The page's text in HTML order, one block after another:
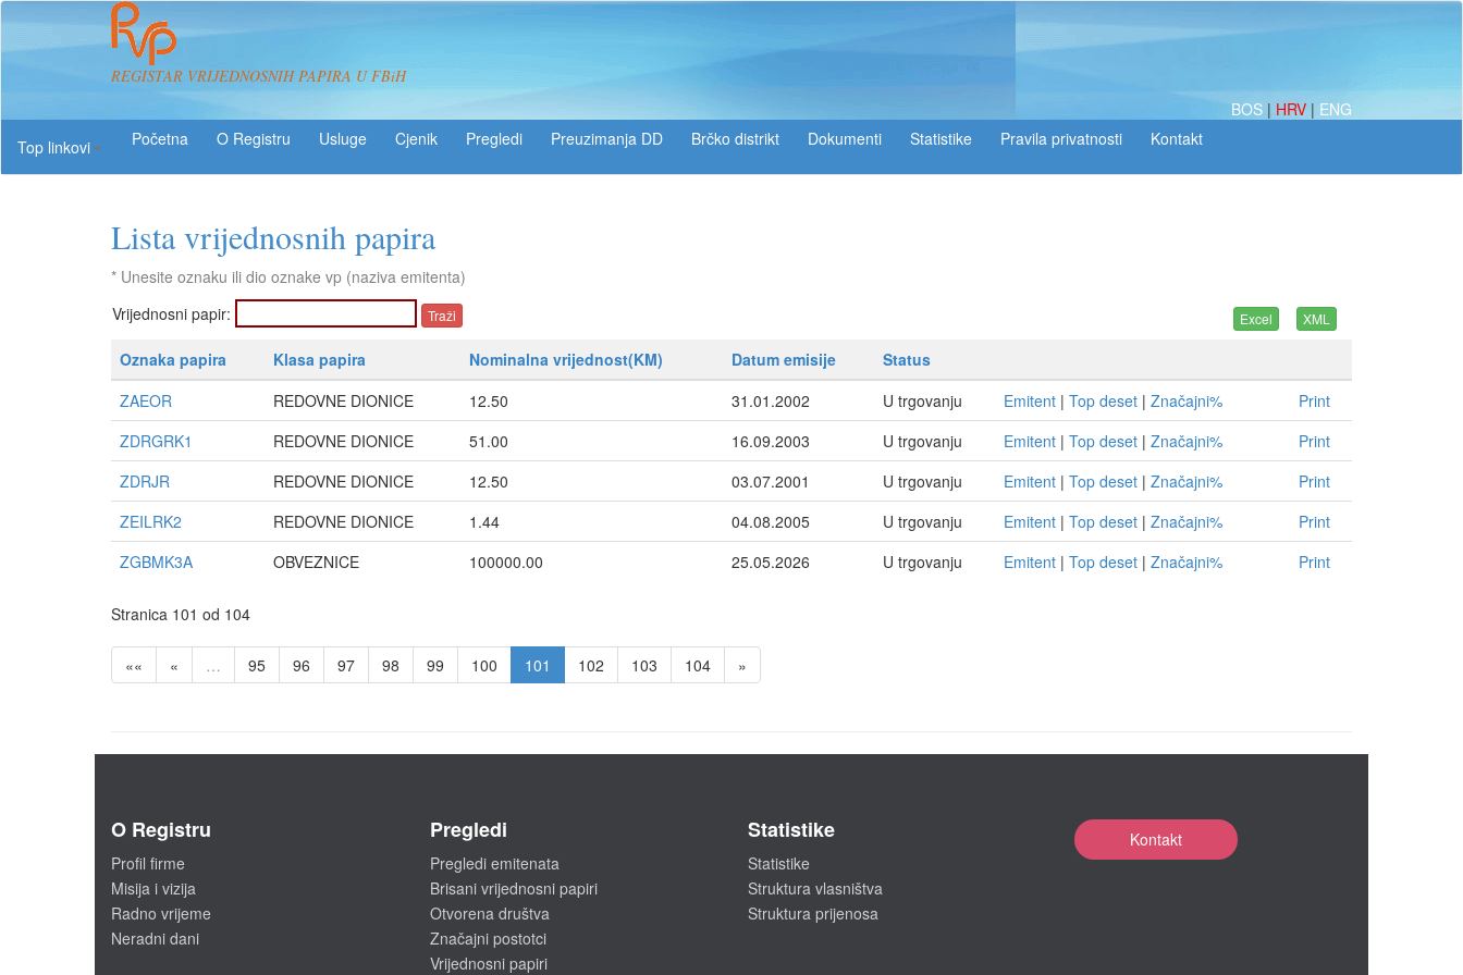
REGISTAR VRIJEDNOSNIH PAPIRA U FBiH
BOS | HRV | ENG
Top linkovi
O Registru Usluge Pregledi Preuzimanja DD Brčko distrikt Dokumenti Statistike
Lista vrijednosnih papira
* Unesite oznaku ili dio oznake vp (naziva emitenta)
Vrijednosni papir:
Oznaka papira Klasa papira Nominalna vrijednost(KM) Datum emisije
Status
ZAEOR
REDOVNE DIONICE 12.50 31.01.2002 U trgovanju Emitent | Top deset | Značajni%
Print
ZDRGRK1
REDOVNE DIONICE 51.00 16.09.2003 U trgovanju Emitent | Top deset | Značajni%
Print
ZDRJR
REDOVNE DIONICE 12.50 03.07.2001 U trgovanju Emitent | Top deset | Značajni%
Print
ZEILRK2
REDOVNE DIONICE 1.44 04.08.2005 U trgovanju Emitent | Top deset | Značajni%
Print
ZGBMK3A
OBVEZNICE 100000.00 25.05.2026 U trgovanju Emitent | Top deset | Značajni% Print
Stranica 101 od 104
«« « … 95 96 97 98 99 100 101 102 103 104 »
O Registru
Profil firme
Misija i vizija
Radno vrijeme
Neradni dani
Pregledi
Pregledi emitenata
Brisani vrijednosni papiri
Otvorena društva
Značajni postotci
Vrijednosni papiri
Statistike
Statistike
Struktura vlasništva
Struktura prijenosa
Kontakt